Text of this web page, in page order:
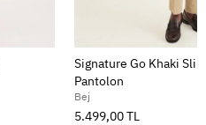
Signature Go Khaki
Pantolon
Bej
5.499,00 TL